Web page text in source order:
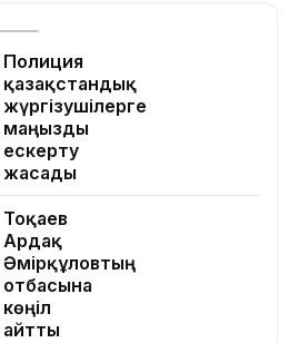
Полиция
қазақстандық
жүргізушілерге
маңызды
ескерту
жасады
Тоқаев
Ардақ
Әмірқұловтың
отбасына
көңіл
айтты